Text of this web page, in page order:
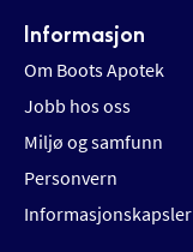
Informasjon
Om Boots Apotek
Jobb hos oss
Miljø og samfunn
Personvern
Informasjonskapsler